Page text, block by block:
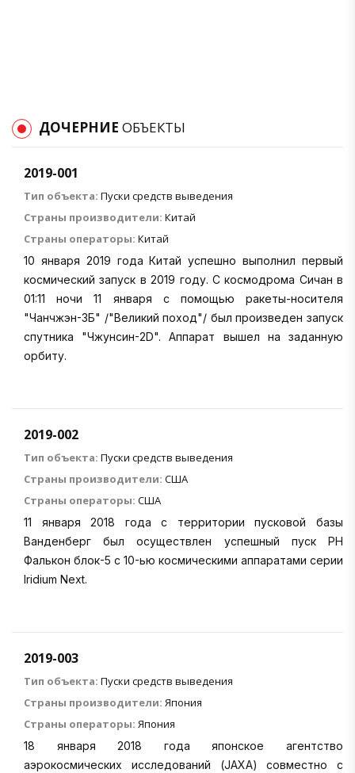
ДОЧЕРНИЕ ОБЪЕКТЫ
2019-001
Тип объекта: Пуски средств выведения
Страны производители: Китай
Страны операторы: Китай
10 января 2019 года Китай успешно выполнил первый
космический запуск в 2019 году. С космодрома Сичан в
01:11 ночи 11 января с помощью ракеты-носителя
"Чанчжэн-3Б" /"Великий поход"/ был произведен запуск
спутника "Чжунсин-2D". Аппарат вышел на заданную
орбиту.
2019-002
Тип объекта: Пуски средств выведения
Страны производители: США
Страны операторы: США
11 января 2018 года с территории пусковой базы
Ванденберг был осуществлен успешный пуск РН
Фалькон блок-5 с 10-ью космическими аппаратами серии
Iridium Next.
2019-003
Тип объекта: Пуски средств выведения
Страны производители: Япония
Страны операторы: Япония
18 января 2018 года японское агентство
аэрокосмических исследований (JAXA) совместно с